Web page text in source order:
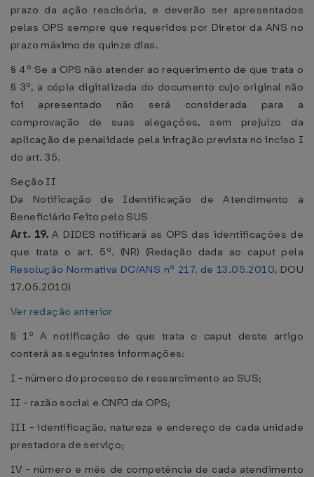
prazo da ação rescisória, e deverão ser apresentados
pelas OPS sempre que requeridos por Diretor da ANS no
prazo máximo de quinze dias.
§ 4º Se a OPS não atender ao requerimento de que trata o
§ 3º, a cópia digitalizada do documento cujo original não
foi apresentado não será considerada para a
comprovação de suas alegações, sem prejuízo da
aplicação de penalidade pela infração prevista no inciso I
do art. 35.
Seção II
Da Notificação de Identificação de Atendimento a
Beneficiário Feito pelo SUS
Art. 19.A DIDES notificará as OPS das identificações de
que trata o art. 5º. (NR) (Redação dada ao caput pela
Resolução Normativa DC/ANS nº 217, de 13.05.2010, DOU
17.05.2010)
Ver redação anterior
§ 1º A notificação de que trata o caput deste artigo
conterá as seguintes informações:
I - número do processo de ressarcimento ao SUS;
II - razão social e CNPJ da OPS;
III - identificação, natureza e endereço de cada unidade
prestadora de serviço;
IV - número e mês de competência de cada atendimento